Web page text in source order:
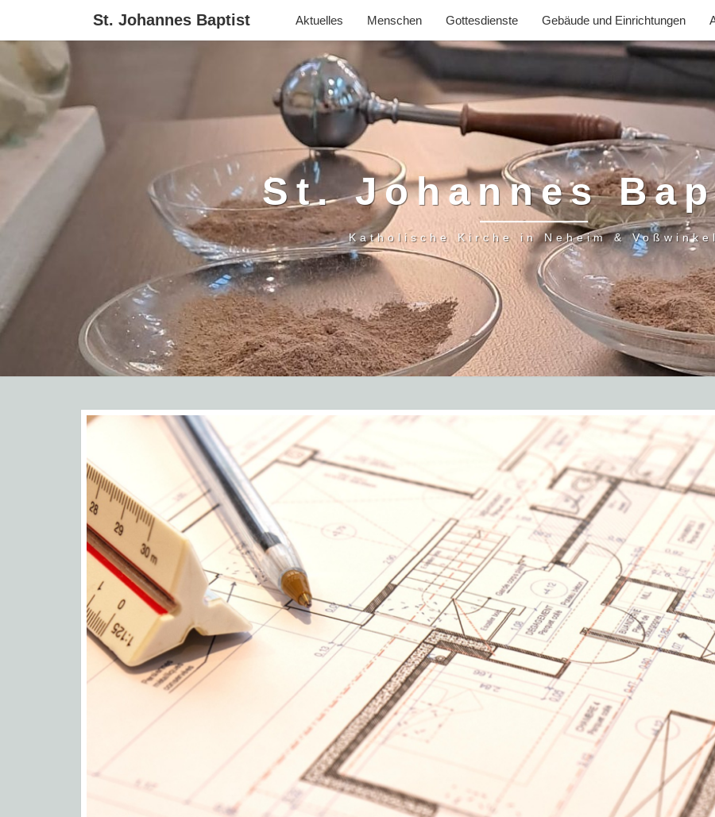
St. Johannes Baptist Aktuelles Menschen Gottesdienste Gebäude und Einrichtungen
St. Johannes
Katholische Kirche in Neheim & Voßwinkel